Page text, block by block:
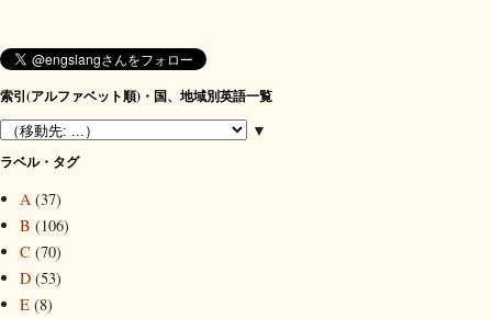
索引(アルファベット順)・国、地域別英語一覧
▼
ラベル・タグ
A (37)
B (106)
C (70)
D (53)
E (8)